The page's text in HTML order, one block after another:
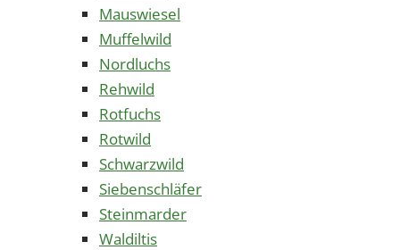
Mauswiesel
Muffelwild
Nordluchs
Rehwild
Rotfuchs
Rotwild
Schwarzwild
Siebenschläfer
Steinmarder
Waldiltis